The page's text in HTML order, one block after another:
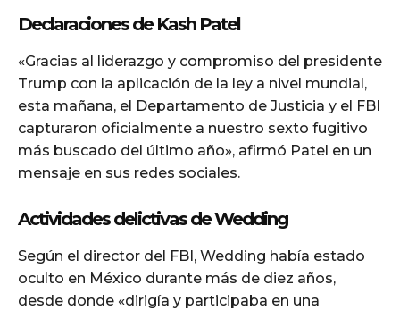
Declaraciones de Kash Patel
«Gracias al liderazgo y compromiso del presidente
Trump con la aplicación de la ley a nivel mundial,
esta mañana, el Departamento de Justicia y el FBI
capturaron oficialmente a nuestro sexto fugitivo
más buscado del último año», afirmó Patel en un
mensaje en sus redes sociales.
Actividades delictivas de Wedding
Según el director del FBI, Wedding había estado
oculto en México durante más de diez años,
desde donde «dirigía y participaba en una